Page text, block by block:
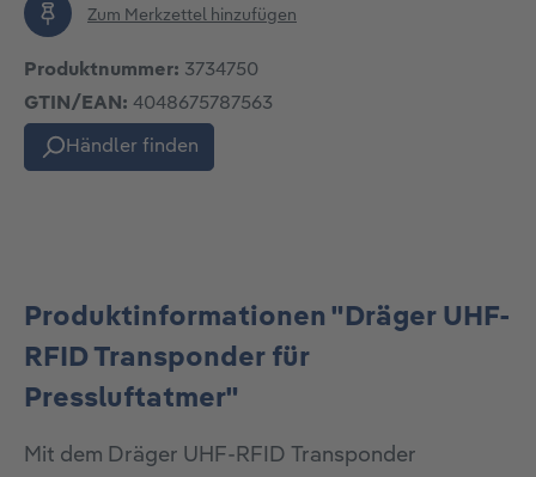
Zum Merkzettel hinzufügen
Produktnummer: 3734750
GTIN/EAN: 4048675787563
Händler finden
Produktinformationen "Dräger UHF-
RFID Transponder für
Pressluftatmer"
Mit dem Dräger UHF-RFID Transponder